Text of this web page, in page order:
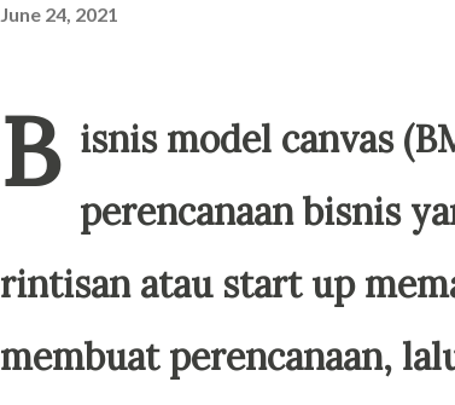
June 24, 2021
B isnis model canvas
perencanaan bisnis
rintisan atau start up
membuat perencanaan,